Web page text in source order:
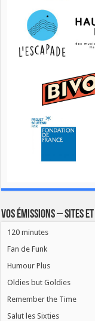
Vos émissions – Sites
120 minutes
Fan de Funk
Humour Plus
Oldies but Goldies
Remember the Time
Salut les Sixties